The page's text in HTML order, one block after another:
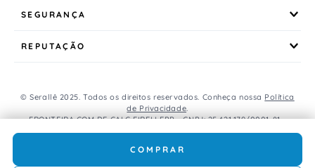
COMPRAR
SEGURANÇA
REPUTAÇÃO
© Serallê 2025. Todos os direitos reservados. Conheça nossa Política
de Privacidade.
FRONTEIRA COM DE CALC EIRELI EPP - CNPJ: 25.421.179/0001-81 -
Avenida Brasil, 456, Centro, CEP: 85.851-000, Foz do Iguaçu, PR, Brasil.
válido é o do carrinho de compras.